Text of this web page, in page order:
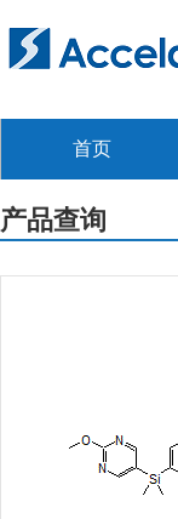
首页
产品查询